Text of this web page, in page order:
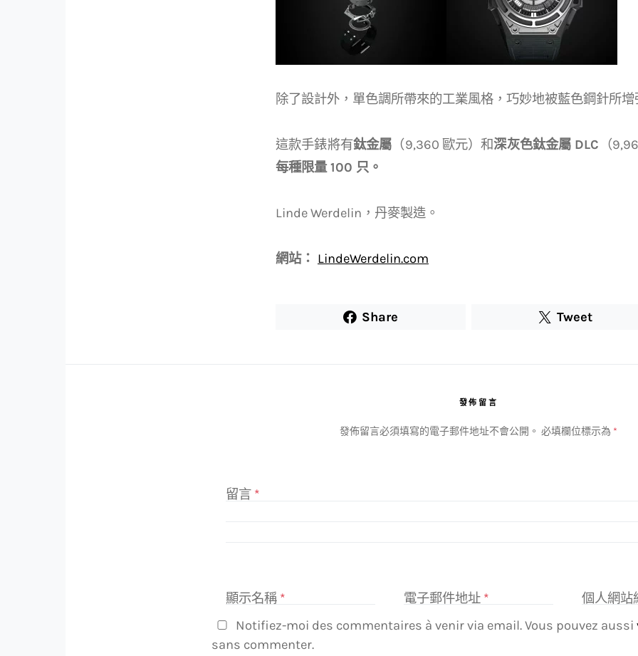
除了設計外，單色調所帶來的工業風格，巧妙地被藍色鋼針所增
這款手錶將有鈦金屬 （9,360 歐元）和深灰色鈦金屬 DLC （
每種限量 100 只。
Linde Werdelin，丹麥製造。
網站： LindeWerdelin.com
Share Tweet
發佈留言
發佈留言必須填寫的電子郵件地址不會公開。 必填欄位標示為 *
留言 *
顯示名稱 * 電子郵件地址 *
個人網站
Notifiez-moi des commentaires à venir via email. Vous pouvez aussi
sans commenter.